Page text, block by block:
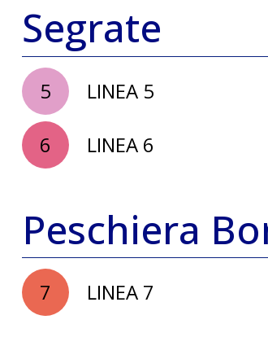
Segrate
5
LINEA 5
6
LINEA 6
Peschiera
7 LINEA 7